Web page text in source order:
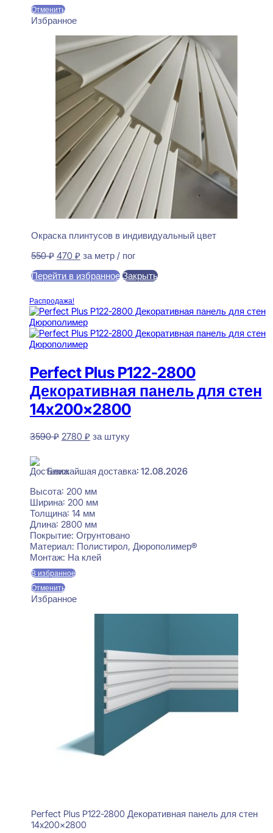
Отменить
Избранное
Окраска плинтусов в индивидуальный цвет
550₽ Первоначальная
составляла
470 ₽Текущая
470 ₽.
за метр / пог
Перейти в избранное Закрыть
Распродажа!
Perfect Plus P122-2800
Декоративная панель для стен
14x200x2800
3590₽ Первоначальная
3590 ₽.
2780 ₽Текущая
за штуку
Ближайшая доставка: 12.08.2026
Высота: 200 мм
Ширина: 200 мм
Толщина: 14 мм
Длина: 2800 мм
Покрытие: Огрунтовано
Материал: Полистирол, Дюрополимер®
Монтаж: На клей
В избранное
Отменить
Избранное
Perfect Plus P122-2800 Декоративная панель для стен
14x200x2800